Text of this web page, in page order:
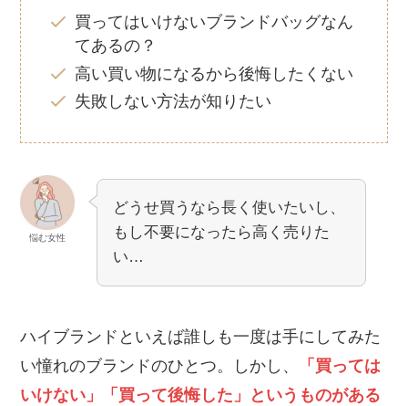
買ってはいけないブランドバッグなん
てあるの？
高い買い物になるから後悔したくない
失敗しない方法が知りたい
悩む女性
どうせ買うなら長く使いたいし、
もし不要になったら高く売りた
い…
ハイブランドといえば誰しも一度は手にしてみた
い憧れのブランドのひとつ。しかし、
「買っては
いけない」「買って後悔した」というものがある